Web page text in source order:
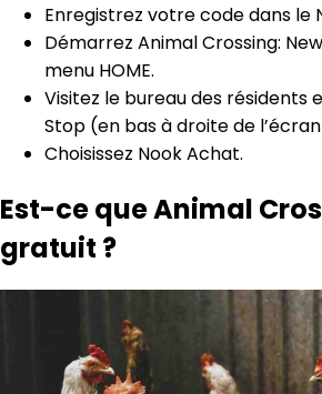
Enregistrez votre code dans le
Démarrez Animal Crossing:
menu HOME.
Visitez le bureau des résidents
Stop (en bas à droite de
Choisissez Nook Achat.
Est-ce que Animal
gratuit ?